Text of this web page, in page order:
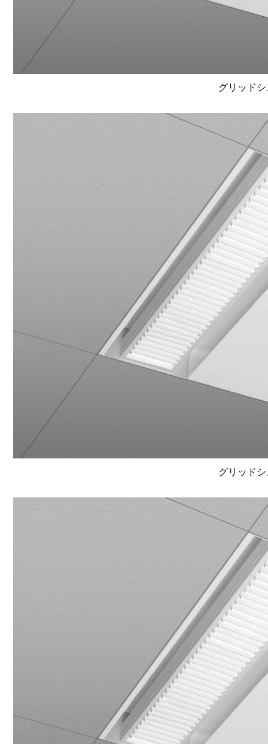
グリッド
グリッド